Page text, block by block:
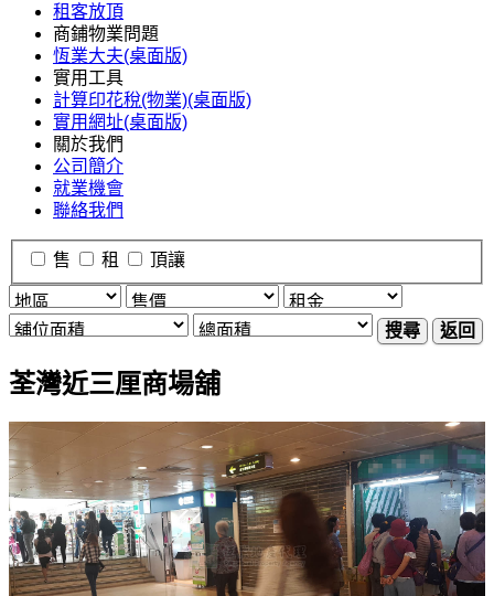
租客放頂
商鋪物業問題
恆業大夫(桌面版)
實用工具
計算印花稅(物業)(桌面版)
實用網址(桌面版)
關於我們
公司簡介
就業機會
聯絡我們
售 租 頂讓
搜尋 返回
荃灣近三厘商場舖